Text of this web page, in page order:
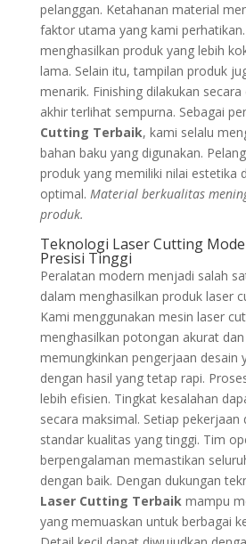
pelanggan. Ketahanan material
faktor utama yang kami
menghasilkan produk yang lebih
lama. Selain itu, tampilan produk
menarik. Finishing dilakukan
akhir terlihat sempurna. Sebagai
Cutting Terbaik, kami selalu
bahan baku yang digunakan.
produk yang memiliki nilai estetika
optimal. Material berkualitas
produk.
Teknologi Laser Cutting
Presisi Tinggi
Peralatan modern menjadi salah
dalam menghasilkan produk laser
Kami menggunakan mesin laser
menghasilkan potongan akurat
memungkinkan pengerjaan desain
dengan hasil yang tetap rapi.
lebih efisien. Tingkat kesalahan
secara maksimal. Setiap pekerjaan
standar kualitas yang tinggi. Tim
berpengalaman memastikan
dengan baik. Dengan dukungan
Laser Cutting Terbaikmampu
yang memuaskan untuk berbagai